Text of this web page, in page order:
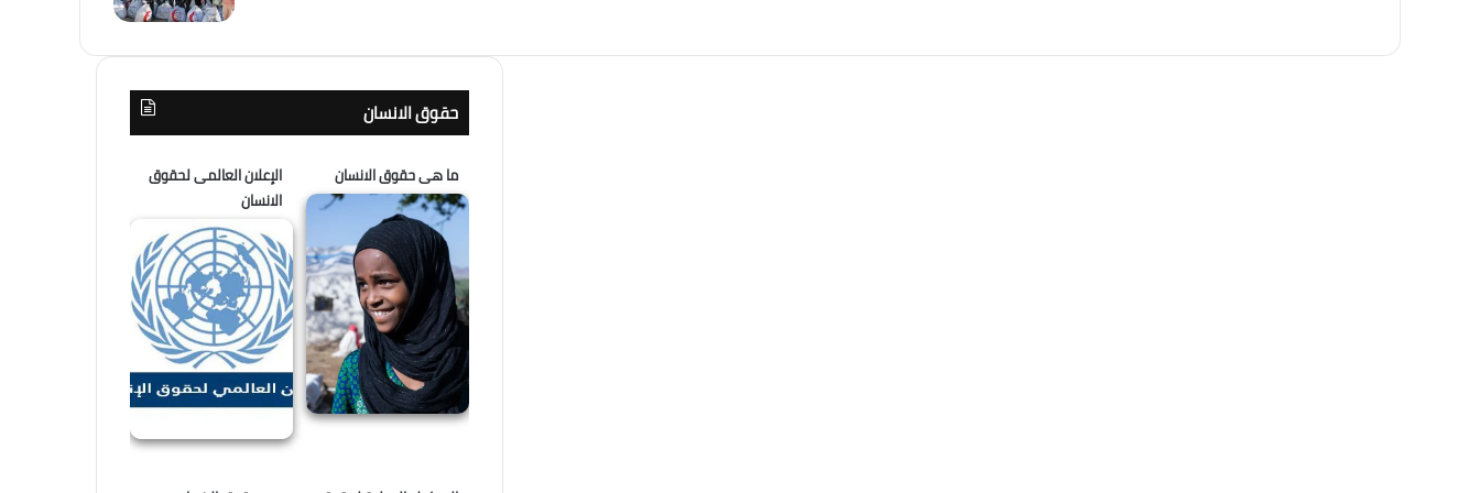
حقوق الانسان
ما هى حقوق الانسان
الإعلان العالمى لحقوق
الانسان